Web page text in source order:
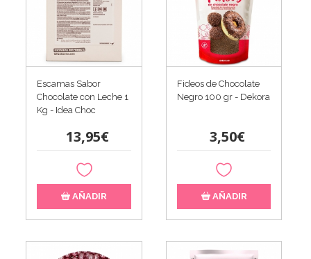
Escamas Sabor
Chocolate con Leche 1
Kg - Idea Choc
13,95€
AÑADIR
Fideos de Chocolate
Negro 100 gr - Dekora
3,50€
AÑADIR